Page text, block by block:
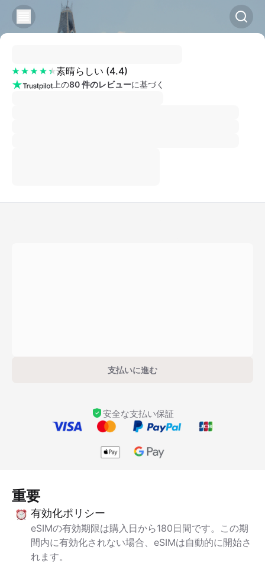
素晴らしい (4.4)
上の80 件のレビューに基づく
支払いに進む
安全な支払い保証
重要
有効化ポリシー
eSIMの有効期限は購入日から180日間です。この期
間内に有効化されない場合、eSIMは自動的に開始さ
れます。